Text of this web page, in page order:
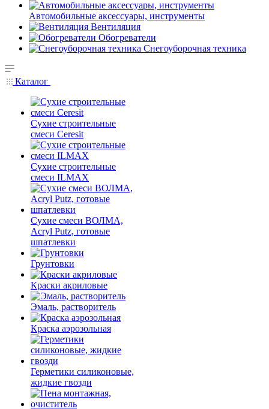
Автомобильные аксессуары, инструменты
Вентиляция
Обогреватели
Снегоуборочная техника
Каталог
Сухие строительные
смеси Ceresit
Сухие строительные
смеси ILMAX
Сухие смеси ВОЛМА,
Acryl Putz, готовые
шпатлевки
Грунтовки
Краски акриловые
Эмаль, растворитель
Краска аэрозольная
Герметики силиконовые,
жидкие гвозди